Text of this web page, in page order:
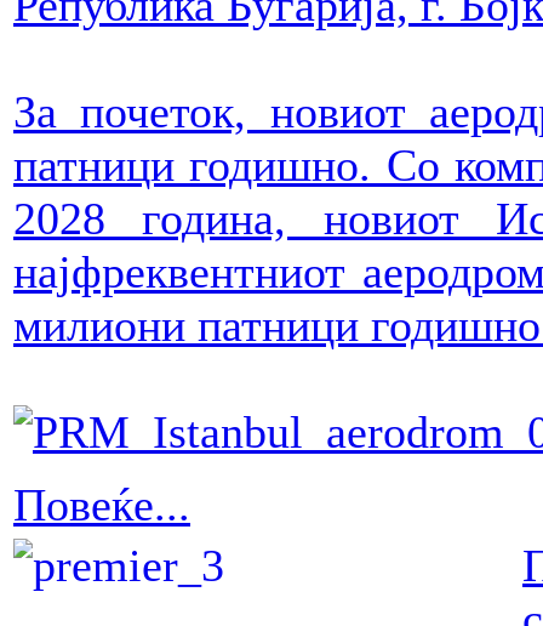
За почеток, новиот
патници годишно. Со
2028 година, новиот
најфреквентниот
милиони патници
Повеќе...